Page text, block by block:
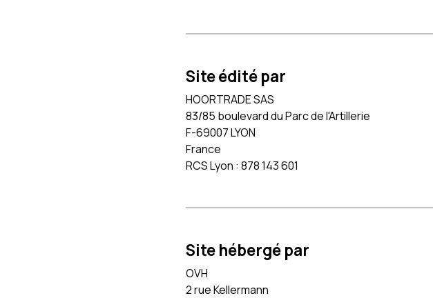
Site édité par
HOORTRADE SAS
83/85 boulevard du Parc de l'Artillerie
F-69007 LYON
France
RCS Lyon : 878 143 601
Site hébergé par
OVH
2 rue Kellermann